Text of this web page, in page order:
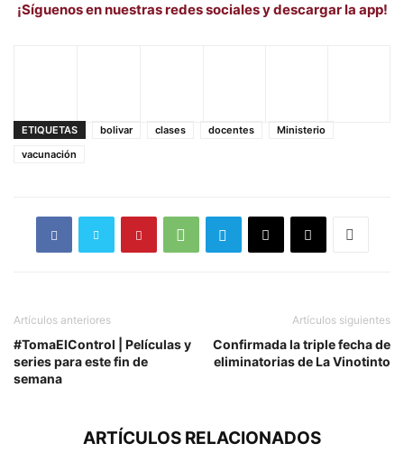
¡Síguenos en nuestras redes sociales y descargar la app!
ETIQUETAS bolivar clases docentes
Ministerio
vacunación
Artículos anteriores
#TomaElControl | Películas y
series para este fin de
semana
Artículos siguientes
Confirmada la triple fecha de
eliminatorias de La Vinotinto
ARTÍCULOS RELACIONADOS